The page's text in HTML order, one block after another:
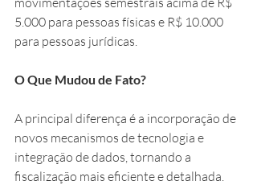
5.000 para pessoas físicas e R$ 10.000
para pessoas jurídicas.
O Que Mudou de Fato?
A principal diferença é a incorporação de
novos mecanismos de tecnologia e
integração de dados, tornando a
fiscalização mais eficiente e detalhada.